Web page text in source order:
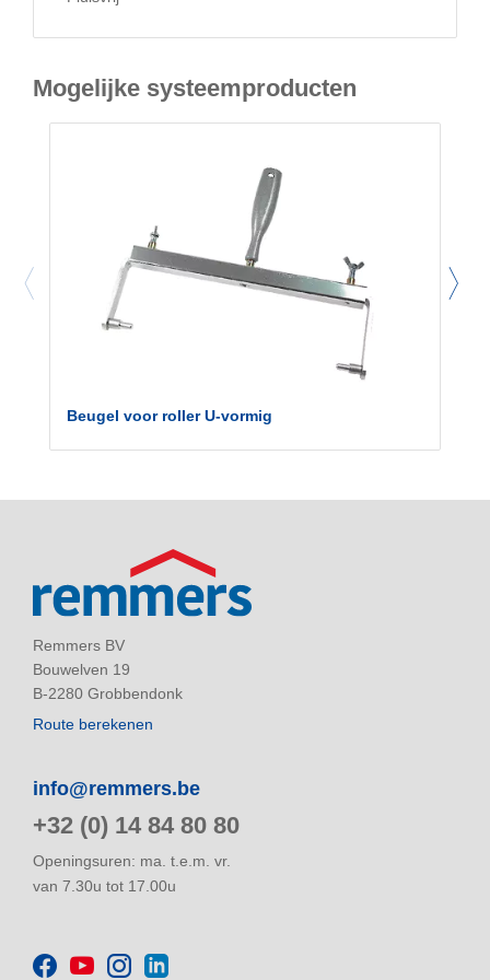
Mogelijke systeemproducten
Beugel voor roller U-vormig
Remmers BV
Bouwelven 19
B-2280 Grobbendonk
Route berekenen
info@remmers.be
+32 (0) 14 84 80 80
Openingsuren: ma. t.e.m. vr.
van 7.30u tot 17.00u